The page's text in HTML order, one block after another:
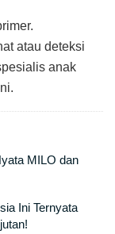
atau deteksi
anak
MILO dan
Ini Ternyata